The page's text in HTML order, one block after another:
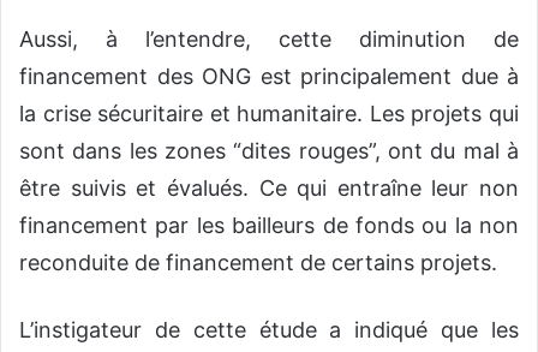
Aussi, à l’entendre, cette diminution de
financement des ONG est principalement due à
la crise sécuritaire et humanitaire. Les projets qui
sont dans les zones “dites rouges”, ont du mal à
être suivis et évalués. Ce qui entraîne leur non
financement par les bailleurs de fonds ou la non
reconduite de financement de certains projets.
L’instigateur de cette étude a indiqué que les